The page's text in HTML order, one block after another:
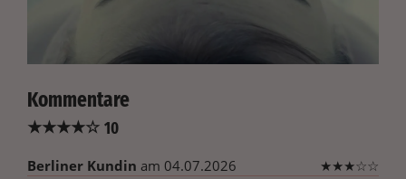
Kommentare
★★★★☆ 10
Berliner Kundin am 04.07.2026 ★★★☆☆